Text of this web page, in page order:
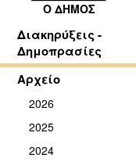
Ο ΔΗΜΟΣ
Διακηρύξεις -
Δημοπρασίες
Αρχείο
2026
2025
2024